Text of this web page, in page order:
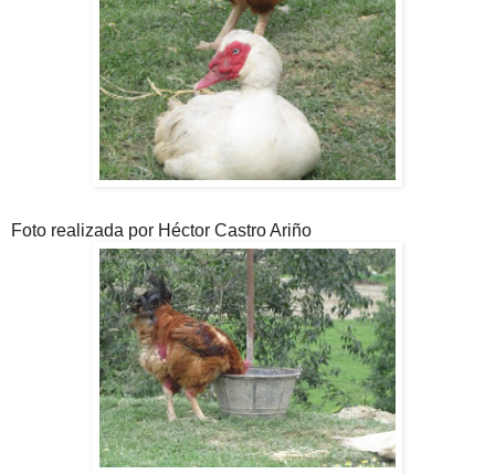
Foto realizada por Héctor Castro Ariño